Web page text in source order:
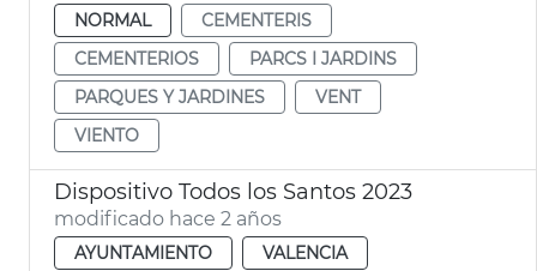
NORMAL
CEMENTERIS
CEMENTERIOS
PARCS I JARDINS
PARQUES Y JARDINES
VENT
VIENTO
Dispositivo Todos los Santos 2023
modificado hace 2 años
AYUNTAMIENTO
VALENCIA